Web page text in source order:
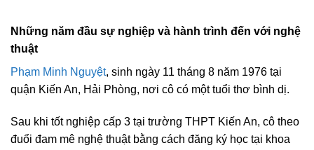
Những năm đầu sự nghiệp và hành trình đến với nghệ
thuật
Phạm Minh Nguyệt, sinh ngày 11 tháng 8 năm 1976 tại
quận Kiến An, Hải Phòng, nơi cô có một tuổi thơ bình dị.
Sau khi tốt nghiệp cấp 3 tại trường THPT Kiến An, cô theo
đuổi đam mê nghệ thuật bằng cách đăng ký học tại khoa